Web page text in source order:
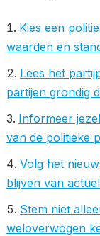
Kies een
waarden en
Lees het
partijen grondig
Informeer
van de politieke
Volg het
blijven van
Stem niet
weloverwogen